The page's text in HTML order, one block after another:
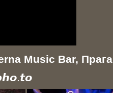
Music Bar,